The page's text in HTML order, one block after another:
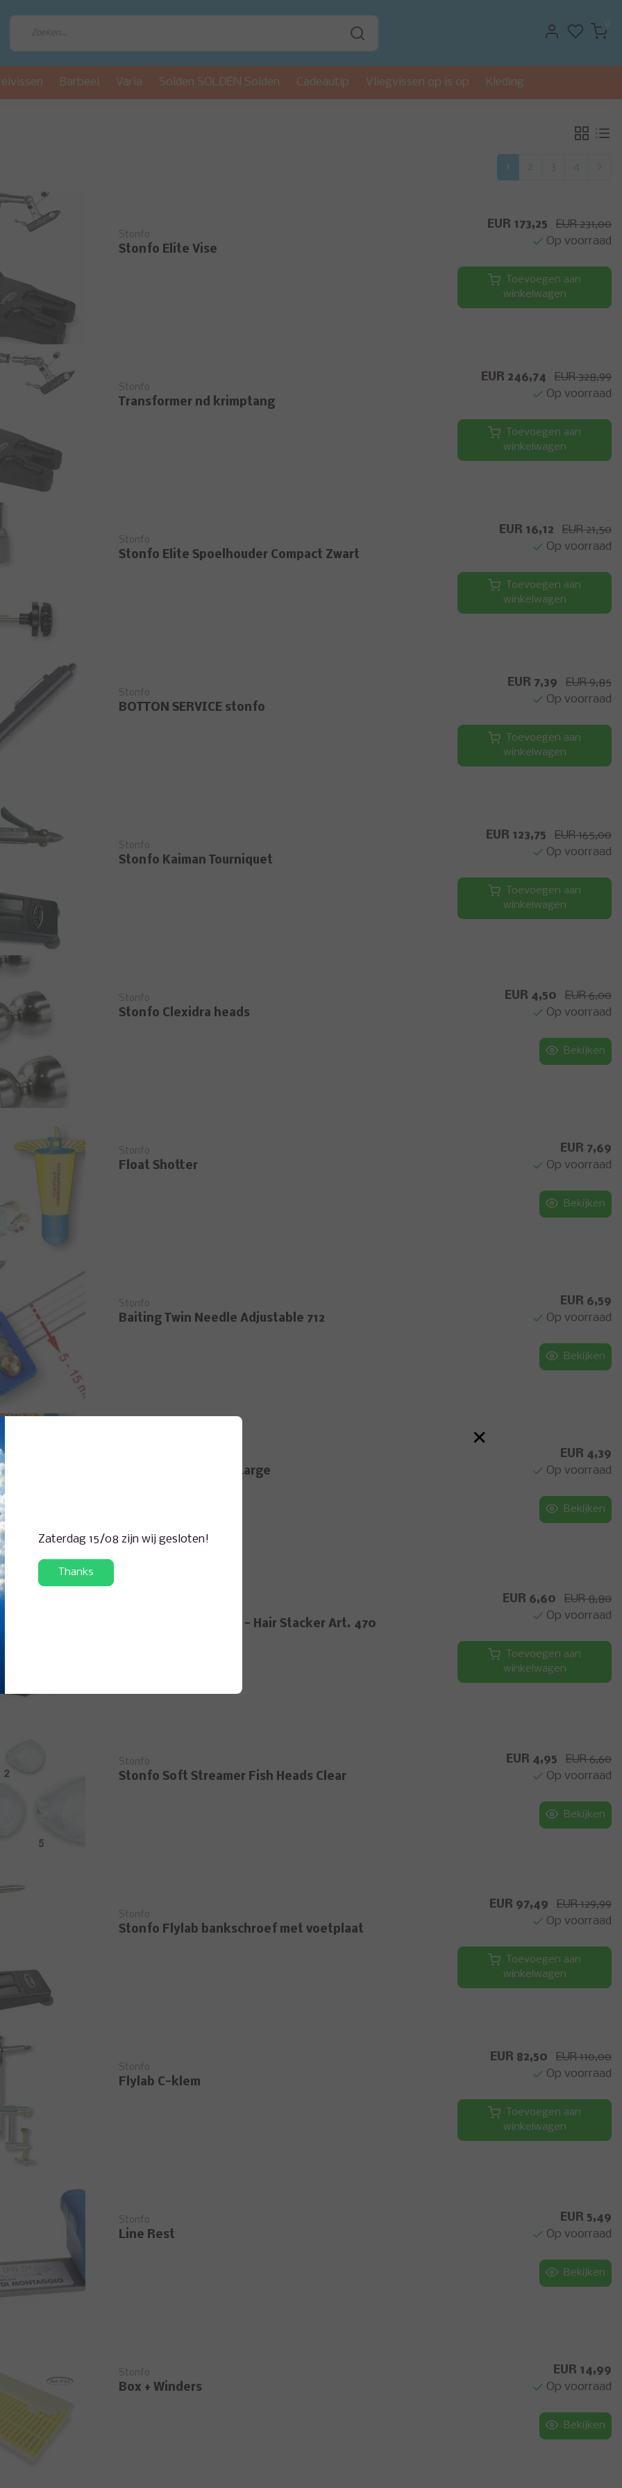
0
Barbeel Varia Solden SOLDEN Solden Cadeautip Vliegvissen op is op Kleding
1 2 3 4
Stonfo
Stonfo Elite Vise
EUR 173,25
EUR 231,00
Op voorraad
Toevoegen aan
winkelwagen
Stonfo
Transformer nd krimptang
EUR 246,74
EUR 328,99
Op voorraad
Toevoegen aan
winkelwagen
Stonfo
Stonfo Elite Spoelhouder Compact Zwart
EUR 16,12
EUR 21,50
Op voorraad
Toevoegen aan
winkelwagen
Stonfo
BOTTON SERVICE stonfo
EUR 7,39
EUR 9,85
Op voorraad
Toevoegen aan
winkelwagen
Stonfo
Stonfo Kaiman Tourniquet
EUR 123,75
EUR 165,00
Op voorraad
Toevoegen aan
winkelwagen
Stonfo
Stonfo Clexidra heads
EUR 4,50
EUR 6,00
Op voorraad
Bekijken
Stonfo
Float Shotter
EUR 7,69
Op voorraad
Bekijken
Stonfo
Baiting Twin Needle Adjustable 712
EUR 6,59
Op voorraad
Bekijken
Silicone Tubing Box Large
EUR 4,39
Op voorraad
Bekijken
Stonfo Pareggiapelo - Hair Stacker Art. 470
EUR 6,60
EUR 8,80
Op voorraad
Toevoegen aan
winkelwagen
Stonfo
Stonfo Soft Streamer Fish Heads Clear
EUR 4,95
EUR 6,60
Op voorraad
Bekijken
Stonfo
Stonfo Flylab bankschroef met voetplaat
EUR 97,49
EUR 129,99
Op voorraad
Toevoegen aan
winkelwagen
Stonfo
Flylab C-klem
EUR 82,50
EUR 110,00
Op voorraad
Toevoegen aan
winkelwagen
Stonfo
Line Rest
EUR 5,49
Op voorraad
Bekijken
Stonfo
Box + Winders
EUR 14,99
Op voorraad
Bekijken
×
Zaterdag 15/08 zijn wij gesloten!
Thanks